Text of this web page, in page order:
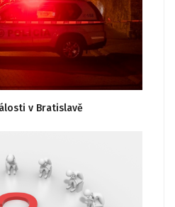
v Bratislavě